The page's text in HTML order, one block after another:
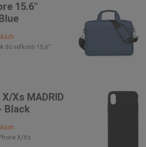
15.6''
do veľkosti 15,6"
Xs MADRID
Black
X/Xs